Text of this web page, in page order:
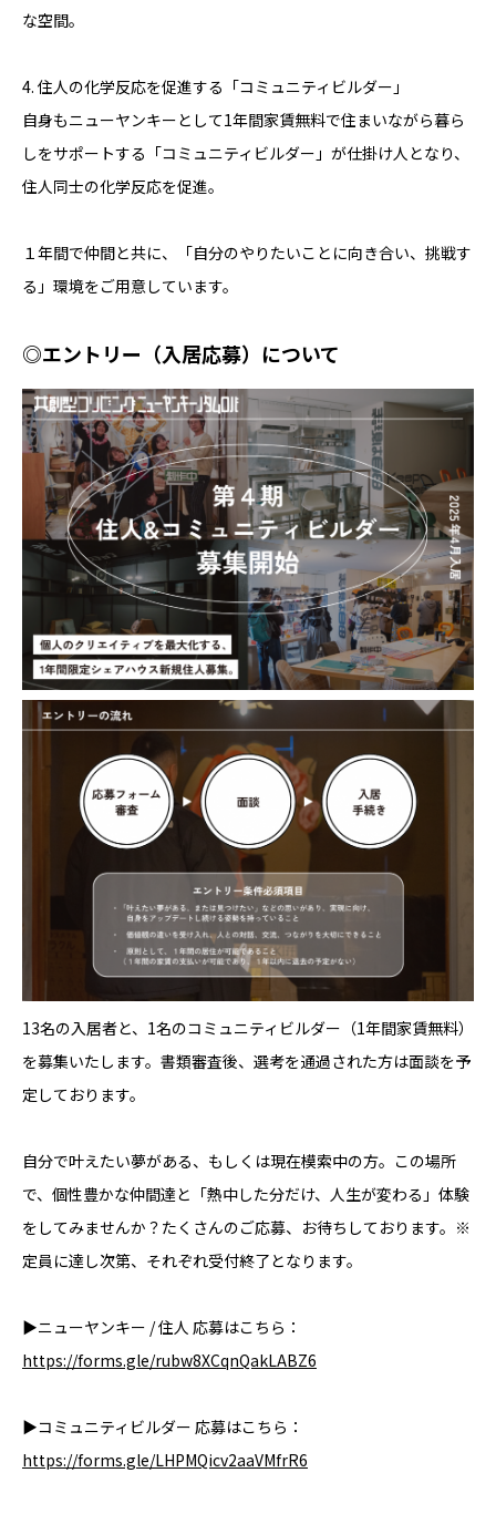
な空間。
4. 住人の化学反応を促進する「コミュニティビルダー」
自身もニューヤンキーとして1年間家賃無料で住まいながら暮ら
しをサポートする「コミュニティビルダー」が仕掛け人となり、
住人同士の化学反応を促進。
１年間で仲間と共に、「自分のやりたいことに向き合い、挑戦す
る」環境をご用意しています。
◎エントリー（入居応募）について
13名の入居者と、1名のコミュニティビルダー（1年間家賃無料）
を募集いたします。書類審査後、選考を通過された方は面談を予
定しております。
自分で叶えたい夢がある、もしくは現在模索中の方。この場所
で、個性豊かな仲間達と「熱中した分だけ、人生が変わる」体験
をしてみませんか？たくさんのご応募、お待ちしております。※
定員に達し次第、それぞれ受付終了となります。
▶ニューヤンキー / 住人 応募はこちら：
https://forms.gle/rubw8XCqnQakLABZ6
▶コミュニティビルダー 応募はこちら：
https://forms.gle/LHPMQicv2aaVMfrR6